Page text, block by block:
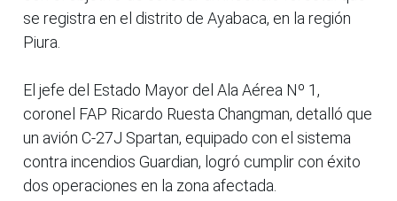
se registra en el distrito de Ayabaca, en la región
Piura.
El jefe del Estado Mayor del Ala Aérea Nº 1,
coronel FAP Ricardo Ruesta Changman, detalló que
un avión C-27J Spartan, equipado con el sistema
contra incendios Guardian, logró cumplir con éxito
dos operaciones en la zona afectada.